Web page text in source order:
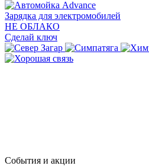
Зарядка для электромобилей
НЕ ОБЛАКО
Сделай ключ
События и акции